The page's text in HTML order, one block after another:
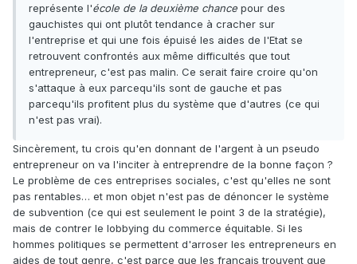
représente l'école de la deuxième chance pour des
gauchistes qui ont plutôt tendance à cracher sur
l'entreprise et qui une fois épuisé les aides de l'Etat se
retrouvent confrontés aux même difficultés que tout
entrepreneur, c'est pas malin. Ce serait faire croire qu'on
s'attaque à eux parcequ'ils sont de gauche et pas
parcequ'ils profitent plus du système que d'autres (ce qui
n'est pas vrai).
Sincèrement, tu crois qu'en donnant de l'argent à un pseudo
entrepreneur on va l'inciter à entreprendre de la bonne façon ?
Le problème de ces entreprises sociales, c'est qu'elles ne sont
pas rentables… et mon objet n'est pas de dénoncer le système
de subvention (ce qui est seulement le point 3 de la stratégie),
mais de contrer le lobbying du commerce équitable. Si les
hommes politiques se permettent d'arroser les entrepreneurs en
aides de tout genre, c'est parce que les français trouvent que